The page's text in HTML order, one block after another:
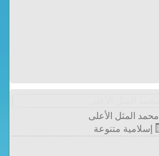
محمد المثل الأعلى
إسلامية متنوعة